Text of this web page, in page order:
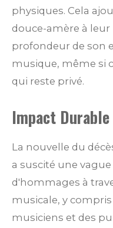
physiques. Cela
douce-amère à
profondeur de son
musique, même si
qui reste privé.
Impact
La nouvelle du
a suscité une
d'hommages à
musicale, y
musiciens et des